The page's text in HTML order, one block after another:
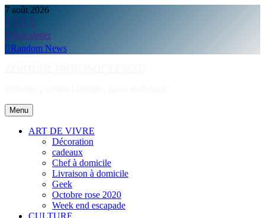
Skip
to
content
7 août 2026
Newsletter
Random News
Menu
ART DE VIVRE
Décoration
cadeaux
Chef à domicile
Livraison à domicile
Geek
Octobre rose 2020
Week end escapade
CULTURE